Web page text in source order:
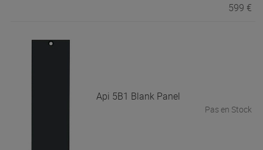
599 €
Api 5B1 Blank Panel
Pas en Stock